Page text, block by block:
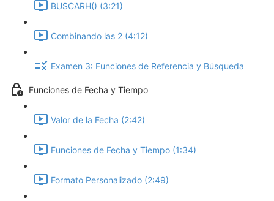
BUSCARH() (3:21)
Combinando las 2 (4:12)
Examen 3: Funciones de Referencia y Búsqueda
Funciones de Fecha y Tiempo
Valor de la Fecha (2:42)
Funciones de Fecha y Tiempo (1:34)
Formato Personalizado (2:49)